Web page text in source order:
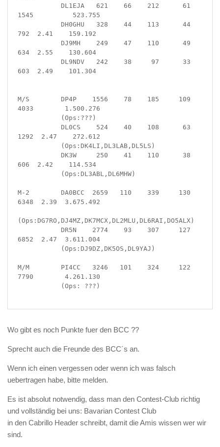
1545          523.755
792  2.41    159.192
634  2.55    130.604
603  2.49    101.304
M/S        DP4P    1556    78    185     109
4033        1.500.276
1292  2.47    272.612
606  2.42    114.534
M-2        DA0BCC  2659   110    339     130
6348  2.39  3.675.492
(Ops:DG7RO,DJ4MZ,DK7MCX,DL2MLU,DL6RAI,DO5ALX)
6852  2.47  3.611.004
M/M        PI4CC   3246   101    324     122
7790        4.261.130
Wo gibt es noch Punkte fuer den BCC ??
Sprecht auch die Freunde des BCC´s an.
Wenn ich einen vergessen oder wenn ich was falsch
uebertragen habe, bitte melden.
Es ist absolut notwendig, dass man den Contest-Club richtig
und vollständig bei uns: Bavarian Contest Club
in den Cabrillo Header schreibt, damit die Amis wissen wer wir
sind.